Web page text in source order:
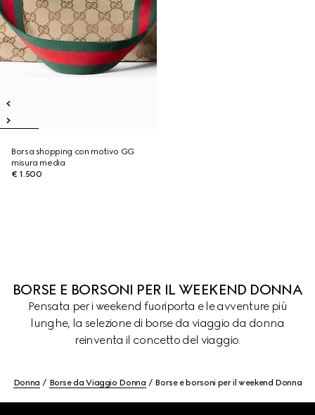
Borsa shopping con motivo GG
misura media
€ 1.500
BORSE E BORSONI PER IL WEEKEND DONNA
Pensata per i weekend fuoriporta e le avventure più
lunghe, la selezione di borse da viaggio da donna
reinventa il concetto del viaggio.
Donna Borse da Viaggio Donna Borse e borsoni per il weekend Donna